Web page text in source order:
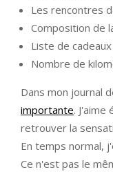
Les rencontres
Composition de
Liste de
Nombre de
Dans mon journal
importante.
retrouver la
En temps normal,
Ce n'est pas le